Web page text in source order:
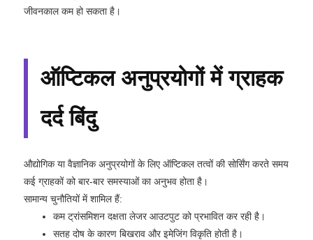
जीवनकाल कम हो सकता है।
ऑप्टिकल अनुप्रयोगों में ग्राहक
दर्द बिंदु
औद्योगिक या वैज्ञानिक अनुप्रयोगों के लिए ऑप्टिकल तत्वों की सोर्सिंग करते समय
कई ग्राहकों को बार-बार समस्याओं का अनुभव होता है।
सामान्य चुनौतियों में शामिल हैं:
कम ट्रांसमिशन दक्षता लेजर आउटपुट को प्रभावित कर रही है।
सतह दोष के कारण बिखराव और इमेजिंग विकृति होती है।